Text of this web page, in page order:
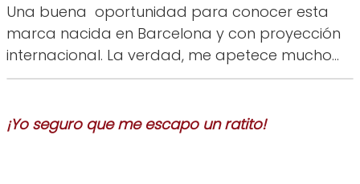
Una buena oportunidad para conocer esta
marca nacida en Barcelona y con proyección
internacional. La verdad, me apetece mucho...
¡Yo seguro que me escapo un ratito!